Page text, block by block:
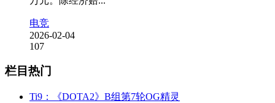
电竞
2026-02-04
107
栏目热门
Ti9：《DOTA2》B组第7轮OG精灵